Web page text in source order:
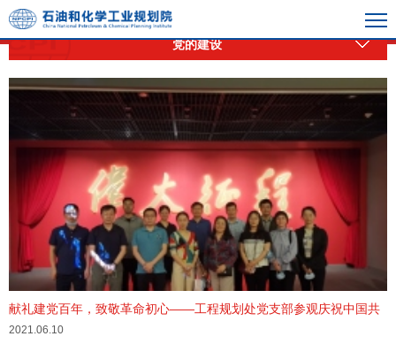
党的建设
献礼建党百年，致敬革命初心——工程规划处党支部参观庆祝中国共
产党成立100周年特展
2021.06.10